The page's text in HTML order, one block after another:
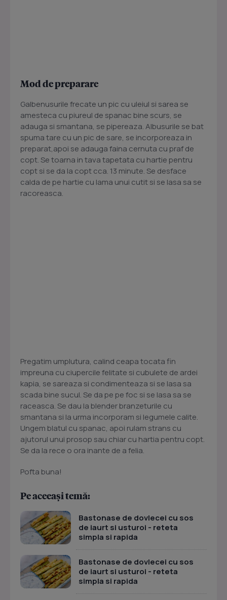
Mod de preparare
Galbenusurile frecate un pic cu uleiul si sarea se
amesteca cu piureul de spanac bine scurs, se
adauga si smantana, se pipereaza. Albusurile se bat
spuma tare cu un pic de sare, se incorporeaza in
preparat,apoi se adauga faina cernuta cu praf de
copt. Se toarna in tava tapetata cu hartie pentru
copt si se da la copt cca. 13 minute. Se desface
calda de pe hartie cu lama unui cutit si se lasa sa se
racoreasca.
Pregatim umplutura, calind ceapa tocata fin
impreuna cu ciupercile felitate si cubulete de ardei
kapia, se sareaza si condimenteaza si se lasa sa
scada bine sucul. Se da pe pe foc si se lasa sa se
raceasca. Se dau la blender branzeturile cu
smantana si la urma incorporam si legumele calite.
Ungem blatul cu spanac, apoi rulam strans cu
ajutorul unui prosop sau chiar cu hartia pentru copt.
Se da la rece o ora inante de a felia.
Pofta buna!
Pe aceeași temă:
Bastonase de dovlecei cu sos
de iaurt si usturoi - reteta
simpla si rapida
Bastonase de dovlecei cu sos
de iaurt si usturoi - reteta
simpla si rapida